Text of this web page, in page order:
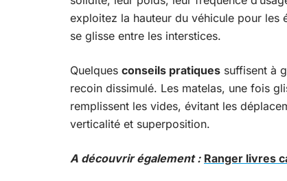
exploitez la hauteur du véhicule pour les
se glisse entre les interstices.
Quelques conseils pratiques suffisent à
recoin dissimulé. Les matelas, une fois
remplissent les vides, évitant les
verticalité et superposition.
A découvrir également : Ranger livres